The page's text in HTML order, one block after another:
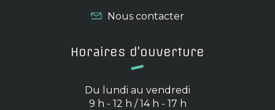
Nous contacter
Horaires d'ouverture
Du lundi au vendredi
9 h - 12 h / 14 h - 17 h